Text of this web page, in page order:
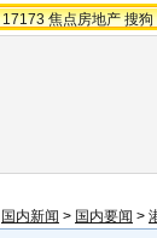
17173 焦点房地产 搜狗
国内新闻 > 国内要闻 >